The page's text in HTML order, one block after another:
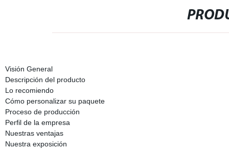
Visión General
Descripción del producto
Lo recomiendo
Cómo personalizar su paquete
Proceso de producción
Perfil de la empresa
Nuestras ventajas
Nuestra exposición